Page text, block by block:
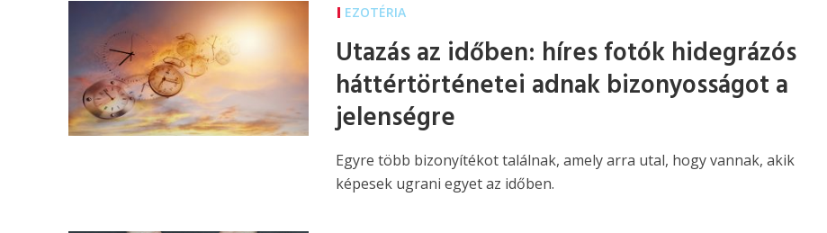
EZOTÉRIA
Utazás az időben: híres fotók hidegrázós
háttértörténetei adnak bizonyosságot a
jelenségre
Egyre több bizonyítékot találnak, amely arra utal, hogy vannak, akik
képesek ugrani egyet az időben.